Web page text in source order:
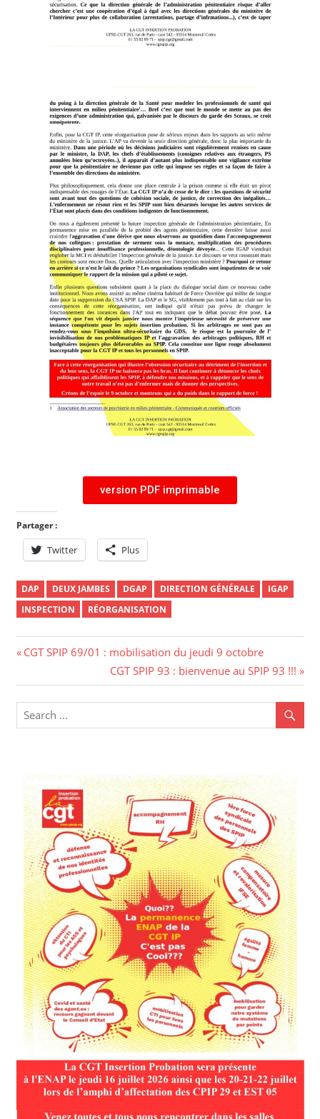
version PDF imprimable
Partager :
Twitter Plus
DAP DEUX JAMBES DGAP DIRECTION GÉNÉRALE
IGAP
INSPECTION
RÉORGANISATION
CGT SPIP 69/01 : mobilisation du jeudi 9 octobre
CGT SPIP 93 : bienvenue au SPIP 93 !!!